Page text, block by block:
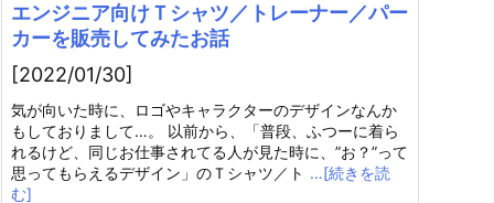
エンジニア向けＴシャツ／トレーナー／パー
カーを販売してみたお話
[2022/01/30]
気が向いた時に、ロゴやキャラクターのデザインなんか
もしておりまして…。 以前から、「普段、ふつーに着ら
れるけど、同じお仕事されてる人が見た時に、”お？”って
思ってもらえるデザイン」のＴシャツ／ト …[続きを読
む]